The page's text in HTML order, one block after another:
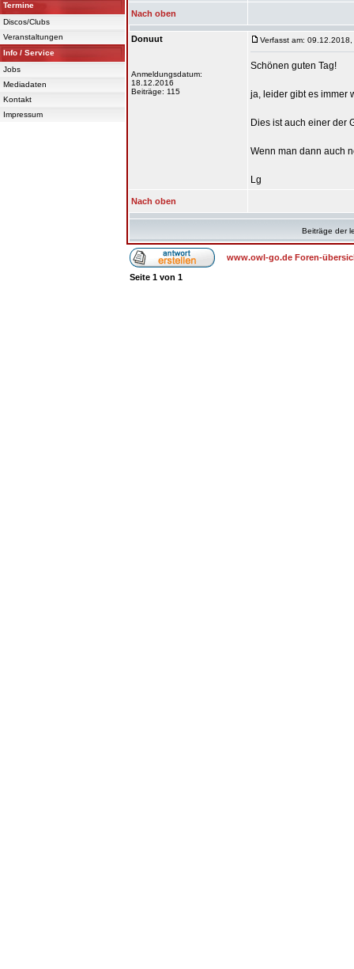
Termine
Discos/Clubs
Veranstaltungen
Info / Service
Jobs
Mediadaten
Kontakt
Impressum
Nach oben
Donuut
Anmeldungsdatum:
18.12.2016
Beiträge: 115
Verfasst am:
Schönen guten Tag!
ja, leider gibt es immer
Dies ist auch einer der
Wenn man dann auch
Lg
Nach oben
Beiträge der
www.owl-go.de Foren-
Seite 1 von 1